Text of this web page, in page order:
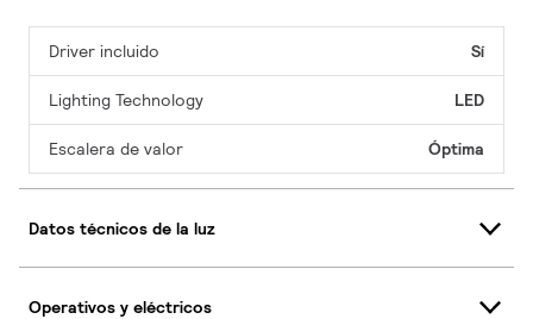
Driver incluido Sí
Lighting Technology LED
Escalera de valor Óptima
Datos técnicos de la luz
Operativos y eléctricos